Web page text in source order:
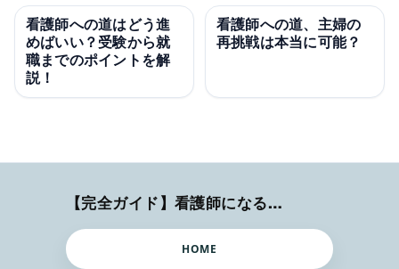
看護師への道はどう進
めばいい？受験から就
職までのポイントを解
説！
看護師への道、主婦の
再挑戦は本当に可能？
【完全ガイド】看護師になるまでのステップ＆スケジュール
HOME